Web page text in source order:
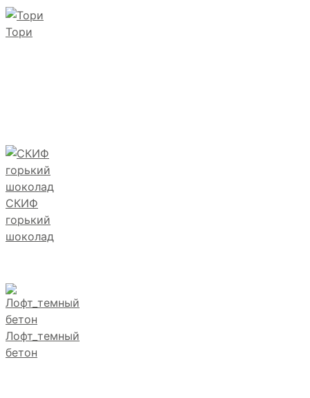
Тори
СКИФ
горький
шоколад
Лофт_темный
бетон